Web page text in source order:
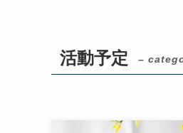
活動予定 –